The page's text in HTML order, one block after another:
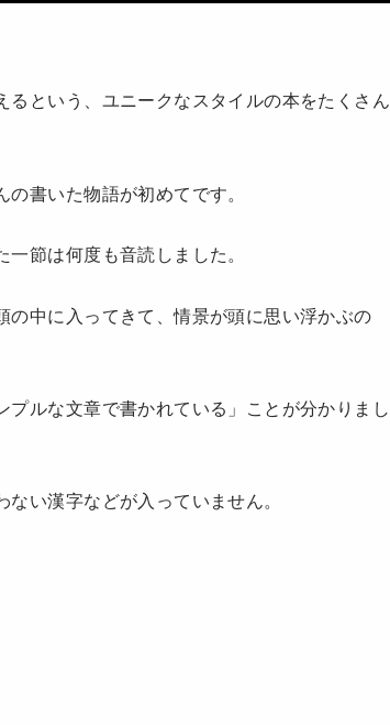
という、ユニークなスタイルの本をたくさん
書いた物語が初めてです。
節は何度も音読しました。
中に入ってきて、情景が頭に思い浮かぶの
ルな文章で書かれている」ことが分かりまし
い漢字などが入っていません。